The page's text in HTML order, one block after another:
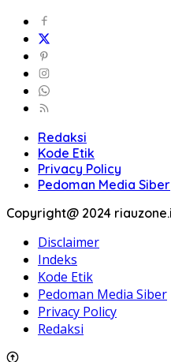
Redaksi
Kode Etik
Privacy Policy
Pedoman Media Siber
Copyright@ 2024
Disclaimer
Indeks
Kode Etik
Pedoman Media Siber
Privacy Policy
Redaksi